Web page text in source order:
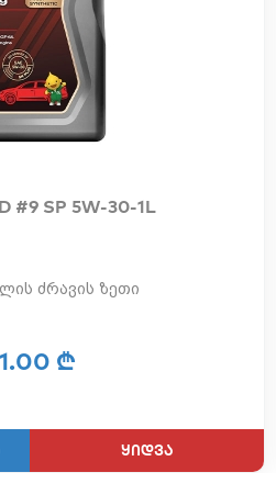
#9 SP 5W-30-1L
ძრავის ზეთი
₾
ყიდვა